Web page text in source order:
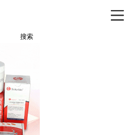
搜索